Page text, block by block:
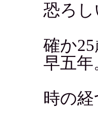
恐ろし
確か
早五年
時の